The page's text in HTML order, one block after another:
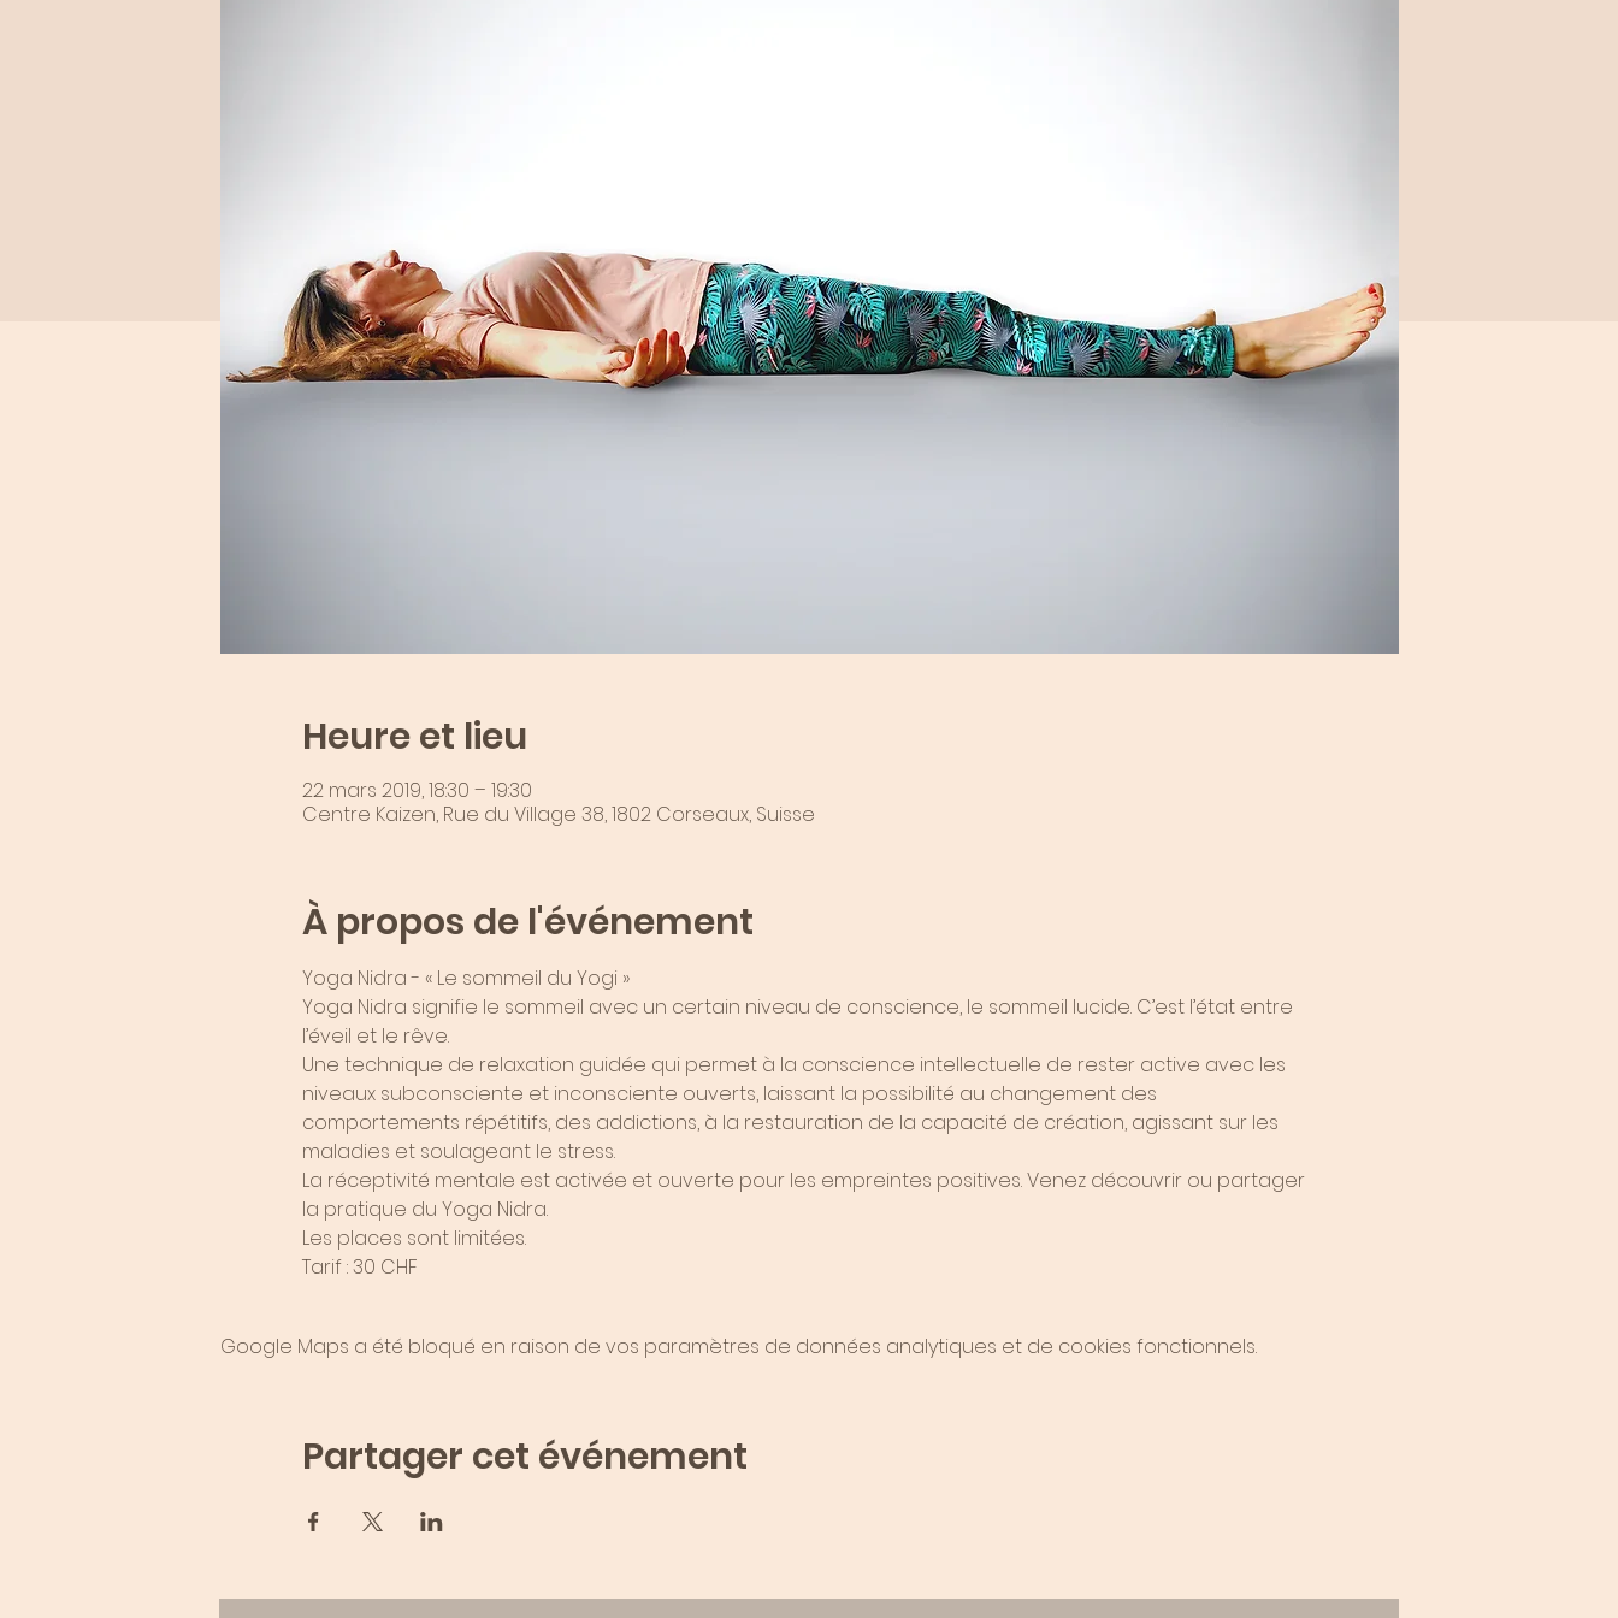
Heure et lieu
22 mars 2019, 18:30 – 19:30
Centre Kaizen, Rue du Village 38, 1802 Corseaux, Suisse
À propos de l'événement
Yoga Nidra - « Le sommeil du Yogi »
Yoga Nidra signifie le sommeil avec un certain niveau de conscience, le sommeil lucide. C’est l’état entre
l’éveil et le rêve.
Une technique de relaxation guidée qui permet à la conscience intellectuelle de rester active avec les
niveaux subconsciente et inconsciente ouverts, laissant la possibilité au changement des
comportements répétitifs, des addictions, à la restauration de la capacité de création, agissant sur les
maladies et soulageant le stress.
La réceptivité mentale est activée et ouverte pour les empreintes positives. Venez découvrir ou partager
la pratique du Yoga Nidra.
Les places sont limitées.
Tarif : 30 CHF
Google Maps a été bloqué en raison de vos paramètres de données analytiques et de cookies fonctionnels.
Partager cet événement